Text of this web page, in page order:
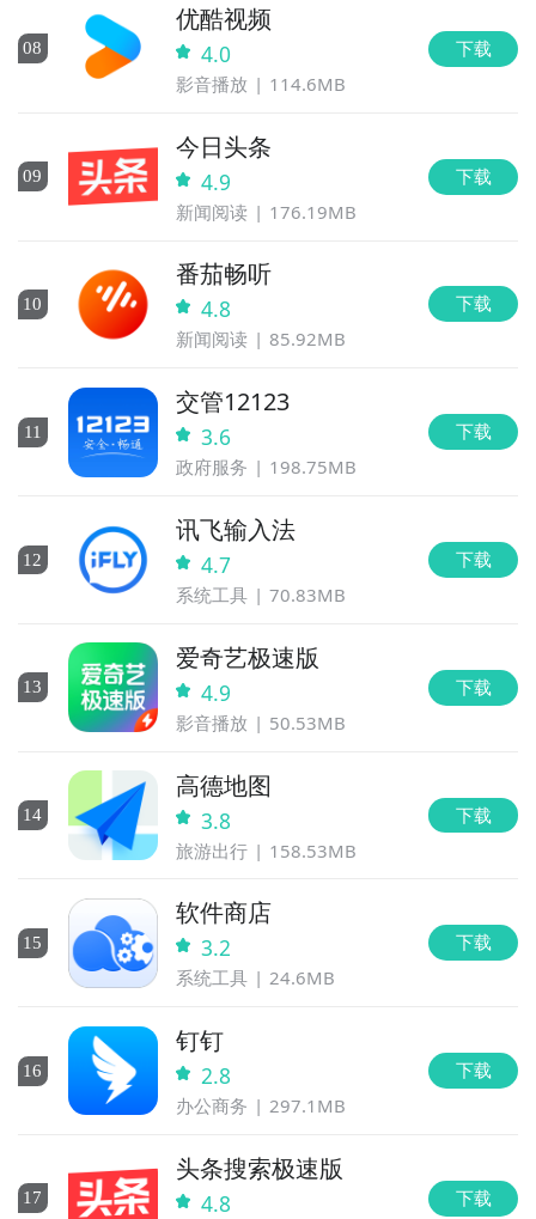
08
优酷视频
4.0
影音播放 114.6MB
下载
09
今日头条
4.9
新闻阅读 176.19MB
下载
10
番茄畅听
4.8
新闻阅读 85.92MB
下载
11
交管12123
3.6
政府服务 198.75MB
下载
12
讯飞输入法
4.7
系统工具 70.83MB
下载
13
爱奇艺极速版
4.9
影音播放 50.53MB
下载
14
高德地图
3.8
旅游出行 158.53MB
下载
15
软件商店
3.2
系统工具 24.6MB
下载
16
钉钉
2.8
办公商务 297.1MB
下载
17
头条搜索极速版
4.8 下载